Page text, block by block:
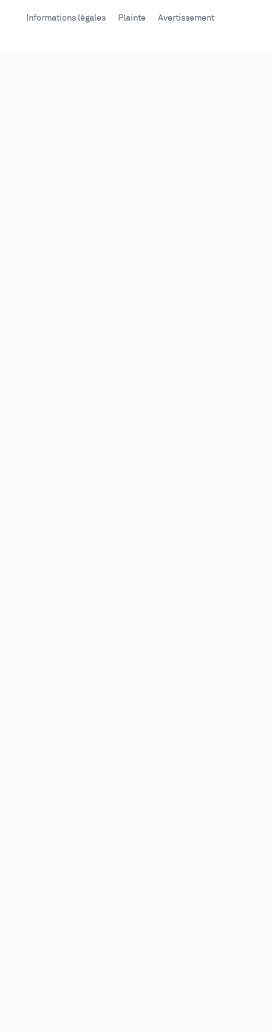
Informations légales Plainte Avertissement